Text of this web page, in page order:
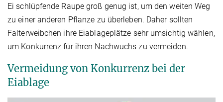
Ei schlüpfende Raupe groß genug ist, um den weiten Weg
zu einer anderen Pflanze zu überleben. Daher sollten
Falterweibchen ihre Eiablageplätze sehr umsichtig wählen,
um Konkurrenz für ihren Nachwuchs zu vermeiden.
Vermeidung von Konkurrenz bei der
Eiablage